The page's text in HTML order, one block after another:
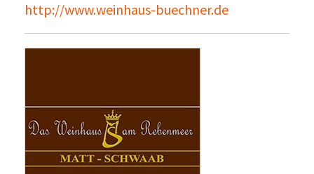
http://www.weinhaus-buechner.de